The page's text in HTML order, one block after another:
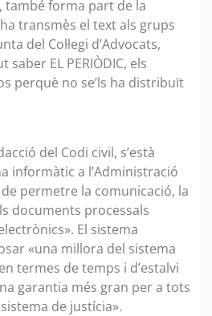
també forma part de la
transmès el text als grups
del Col·legi d’Advocats,
EL PERIÒDIC, els
perquè no se’ls ha distribuït
del Codi civil, s’està
informàtic a l’Administració
permetre la comunicació, la
documents processals
El sistema
«una millora del sistema
termes de temps i d’estalvi
garantia més gran per a tots
de justícia».